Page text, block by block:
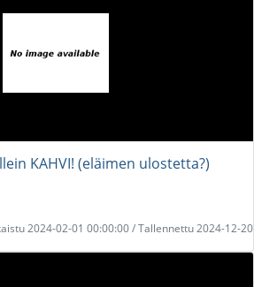
KAHVI! (eläimen ulostetta?)
2024-02-01 00:00:00 / Tallennettu 2024-12-20